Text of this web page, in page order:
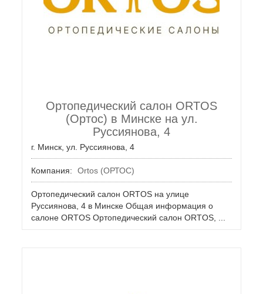
Ортопедический салон ORTOS
(Ортос) в Минске на ул.
Руссиянова, 4
г. Минск, ул. Руссиянова, 4
Компания: Ortos (ОРТОС)
Ортопедический салон ORTOS на улице
Руссиянова, 4 в Минске Общая информация о
салоне ORTOS Ортопедический салон ORTOS, ...